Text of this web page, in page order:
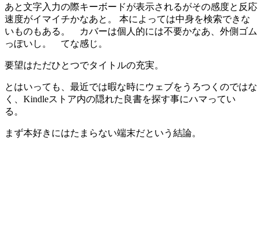
あと文字入力の際キーボードが表示されるがその感度と反応
速度がイマイチかなあと。 本によっては中身を検索できな
いものもある。 カバーは個人的には不要かなあ、外側ゴム
っぽいし。 てな感じ。
要望はただひとつでタイトルの充実。
とはいっても、最近では暇な時にウェブをうろつくのではな
く、Kindleストア内の隠れた良書を探す事にハマってい
る。
まず本好きにはたまらない端末だという結論。